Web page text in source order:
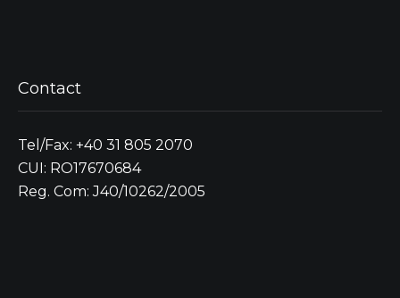
Contact
Tel/Fax: +40 31 805 2070
CUI: RO17670684
Reg. Com: J40/10262/2005